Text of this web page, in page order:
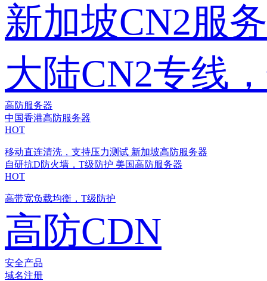
新加坡CN2服
大陆CN2专线
高防服务器
中国香港高防服务器
HOT
移动直连清洗，支持压力测试 新加坡高防服务器
自研抗D防火墙，T级防护 美国高防服务器
HOT
高带宽负载均衡，T级防护
高防CDN
安全产品
域名注册